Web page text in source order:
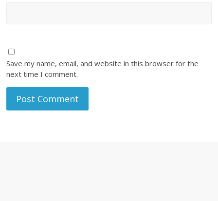
Save my name, email, and website in this browser for the
next time I comment.